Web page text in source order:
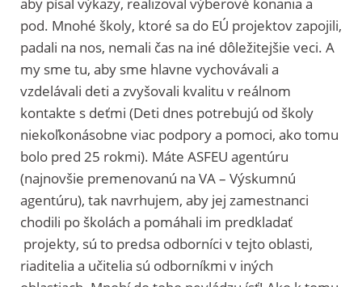
pod. Mnohé školy, ktoré sa do EÚ projektov zapojili,
padali na nos, nemali čas na iné dôležitejšie veci. A
my sme tu, aby sme hlavne vychovávali a
vzdelávali deti a zvyšovali kvalitu v reálnom
kontakte s deťmi (Deti dnes potrebujú od školy
niekoľkonásobne viac podpory a pomoci, ako tomu
bolo pred 25 rokmi). Máte ASFEU agentúru
(najnovšie premenovanú na VA – Výskumnú
agentúru), tak navrhujem, aby jej zamestnanci
chodili po školách a pomáhali im predkladať
projekty, sú to predsa odborníci v tejto oblasti,
riaditelia a učitelia sú odborníkmi v iných